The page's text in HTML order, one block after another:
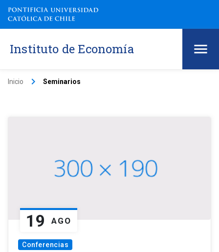
Instituto de Economía
Inicio keyboard_arrow_right Seminarios
19 AGO
Conferencias